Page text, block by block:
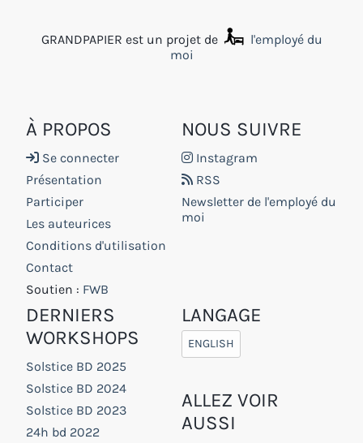
GRANDPAPIER est un projet de
l'employé du
moi
À PROPOS
Se connecter
Présentation
Participer
Les auteurices
Conditions d'utilisation
Contact
Soutien : FWB
NOUS SUIVRE
Instagram
RSS
Newsletter de l'employé du
moi
DERNIERS
WORKSHOPS
Solstice BD 2025
Solstice BD 2024
Solstice BD 2023
24h bd 2022
LANGAGE
ENGLISH
ALLEZ VOIR
AUSSI